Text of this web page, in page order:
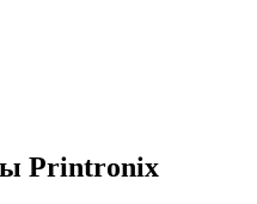
Printronix